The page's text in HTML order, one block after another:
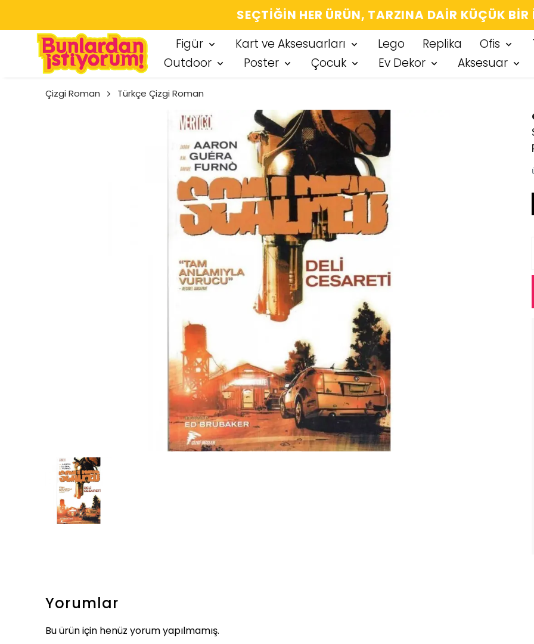
SEÇTIĞIN HER ÜRÜN, TARZINA DAIR KÜÇÜK
Figür Kart ve Aksesuarları Lego Replika Ofis
Outdoor
Poster Çocuk Ev Dekor Aksesuar
Çizgi Roman Türkçe Çizgi Roman
Yorumlar
Bu ürün için henüz yorum yapılmamış.